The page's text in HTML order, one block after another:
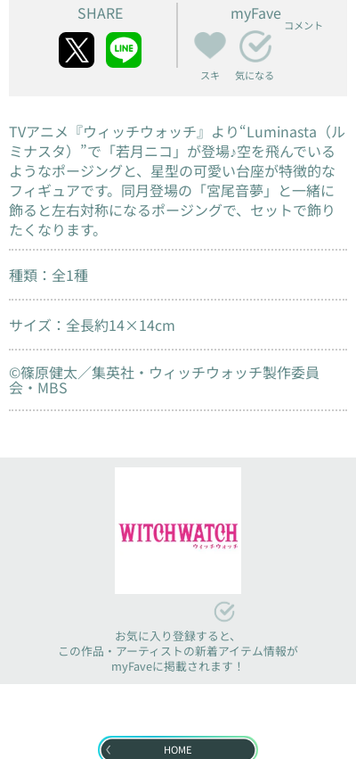
SHARE myFave
スキ 気になる
コメント
TVアニメ『ウィッチウォッチ』より“Luminasta（ル
ミナスタ）”で「若月ニコ」が登場♪空を飛んでいる
ようなポージングと、星型の可愛い台座が特徴的な
フィギュアです。同月登場の「宮尾音夢」と一緒に
飾ると左右対称になるポージングで、セットで飾り
たくなります。
種類：全1種
サイズ：全長約14×14cm
©篠原健太／集英社・ウィッチウォッチ製作委員
会・MBS
お気に入り登録すると、
この作品・アーティストの新着アイテム情報が
myFaveに掲載されます！
HOME